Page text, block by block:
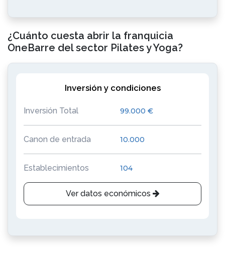
¿Cuánto cuesta abrir la franquicia
OneBarre del sector Pilates y Yoga?
Inversión y condiciones
Inversión Total 99.000 €
Canon de entrada 10.000
Establecimientos 104
Ver datos económicos